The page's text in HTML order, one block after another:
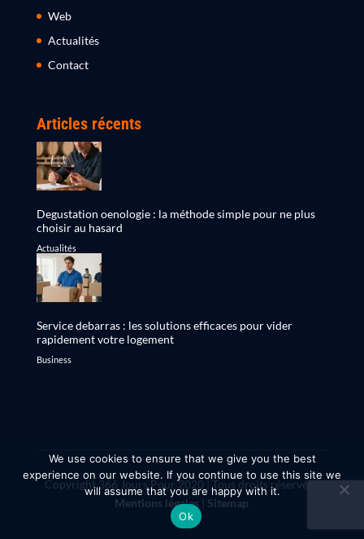
Web
Actualités
Contact
Articles récents
Degustation oenologie : la méthode simple pour ne plus
choisir au hasard
Actualités
Service debarras : les solutions efficaces pour vider
rapidement votre logement
Business
Copyright 366 Jours Pour 2020 | Tous droits réservés |
Mentions légales
Sitemap
We use cookies to ensure that we give you the best
experience on our website. If you continue to use this site we
will assume that you are happy with it.
Ok